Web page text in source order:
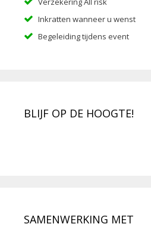
Inkratten wanneer u wenst
Begeleiding tijdens event
BLIJF OP DE HOOGTE!
SAMENWERKING MET